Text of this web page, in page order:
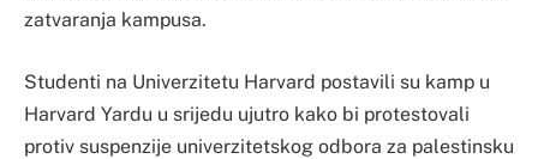
zatvaranja kampusa.
Studenti na Univerzitetu Harvard postavili su kamp u
Harvard Yardu u srijedu ujutro kako bi protestovali
protiv suspenzije univerzitetskog odbora za palestinsku